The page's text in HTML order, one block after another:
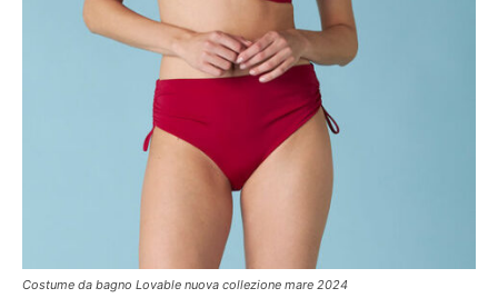
Costume da bagno Lovable nuova collezione mare 2024